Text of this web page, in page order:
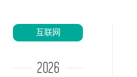
互联网
2026